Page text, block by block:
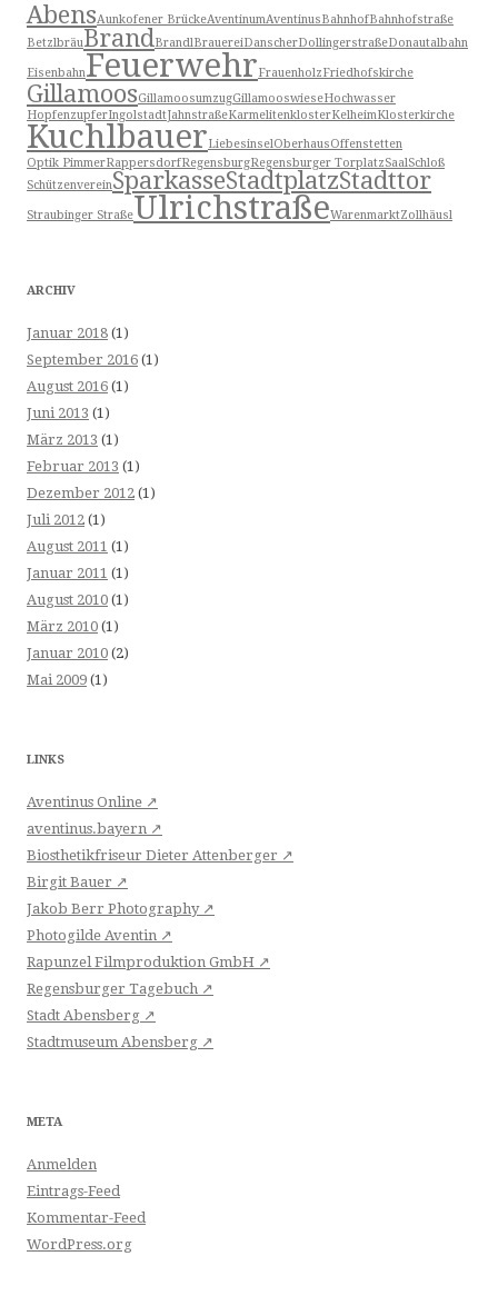
AbensAunkofener BrückeAventinumAventinusBahnhofBahnhofstraße
BetzlbräuBrandBrandlBrauereiDanscherDollingerstraßeDonautalbahn
EisenbahnFeuerwehrFrauenholzFriedhofskirche
GillamoosGillamoosumzugGillamooswieseHochwasser
HopfenzupferIngolstadtJahnstraßeKarmelitenklosterKelheimKlosterkirche
KuchlbauerLiebesinselOberhausOffenstetten
Optik PimmerRappersdorfRegensburgRegensburger TorplatzSaalSchloß
SchützenvereinSparkasseStadtplatzStadttor
Straubinger StraßeUlrichstraßeWarenmarktZollhäusl
ARCHIV
Januar 2018 (1)
September 2016 (1)
August 2016 (1)
Juni 2013 (1)
März 2013 (1)
Februar 2013 (1)
Dezember 2012 (1)
Juli 2012 (1)
August 2011 (1)
Januar 2011 (1)
August 2010 (1)
März 2010 (1)
Januar 2010 (2)
Mai 2009 (1)
LINKS
Aventinus Online ↗
aventinus.bayern ↗
Biosthetikfriseur Dieter Attenberger ↗
Birgit Bauer ↗
Jakob Berr Photography ↗
Photogilde Aventin ↗
Rapunzel Filmproduktion GmbH ↗
Regensburger Tagebuch ↗
Stadt Abensberg ↗
Stadtmuseum Abensberg ↗
META
Anmelden
Eintrags-Feed
Kommentar-Feed
WordPress.org